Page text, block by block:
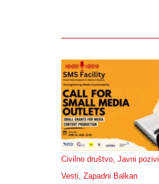
Civilno društvo, Javni pozivi
Vesti, Zapadni Balkan